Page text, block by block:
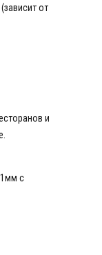
от
и
1мм с